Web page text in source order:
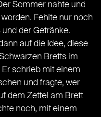
Sommer nahte und
Fehlte nur noch
der Getränke.
auf die Idee, diese
Bretts im
schrieb mit einem
und fragte, wer
dem Zettel am Brett
noch, mit einem